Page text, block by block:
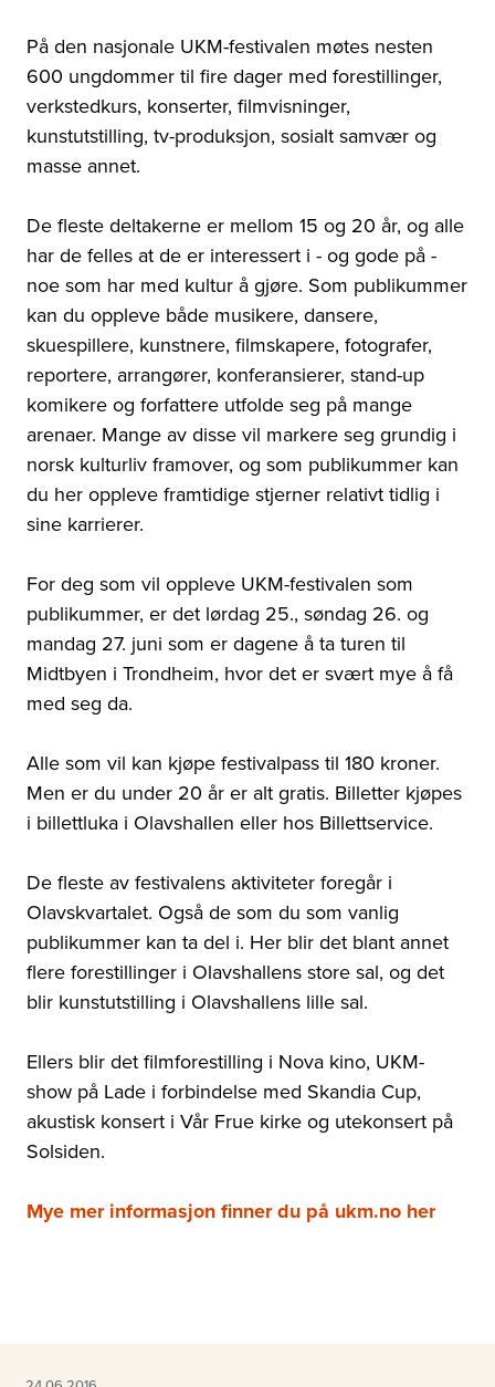
På den nasjonale UKM-festivalen møtes nesten
600 ungdommer til fire dager med forestillinger,
verkstedkurs, konserter, filmvisninger,
kunstutstilling, tv-produksjon, sosialt samvær og
masse annet.
De fleste deltakerne er mellom 15 og 20 år, og alle
har de felles at de er interessert i - og gode på -
noe som har med kultur å gjøre. Som publikummer
kan du oppleve både musikere, dansere,
skuespillere, kunstnere, filmskapere, fotografer,
reportere, arrangører, konferansierer, stand-up
komikere og forfattere utfolde seg på mange
arenaer. Mange av disse vil markere seg grundig i
norsk kulturliv framover, og som publikummer kan
du her oppleve framtidige stjerner relativt tidlig i
sine karrierer.
For deg som vil oppleve UKM-festivalen som
publikummer, er det lørdag 25., søndag 26. og
mandag 27. juni som er dagene å ta turen til
Midtbyen i Trondheim, hvor det er svært mye å få
med seg da.
Alle som vil kan kjøpe festivalpass til 180 kroner.
Men er du under 20 år er alt gratis. Billetter kjøpes
i billettluka i Olavshallen eller hos Billettservice.
De fleste av festivalens aktiviteter foregår i
Olavskvartalet. Også de som du som vanlig
publikummer kan ta del i. Her blir det blant annet
flere forestillinger i Olavshallens store sal, og det
blir kunstutstilling i Olavshallens lille sal.
Ellers blir det filmforestilling i Nova kino, UKM-
show på Lade i forbindelse med Skandia Cup,
akustisk konsert i Vår Frue kirke og utekonsert på
Solsiden.
Mye mer informasjon finner du på ukm.no her